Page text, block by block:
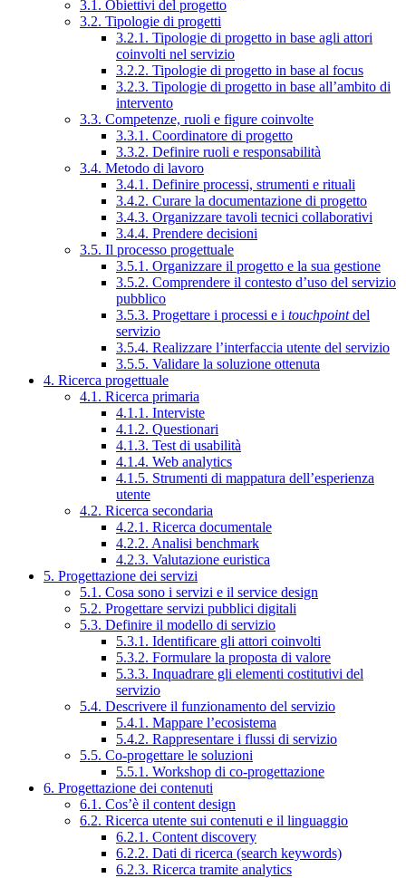
3.1. Obiettivi del progetto
3.2. Tipologie di progetti
3.2.1. Tipologie di progetto in base agli attori
coinvolti nel servizio
3.2.2. Tipologie di progetto in base al focus
3.2.3. Tipologie di progetto in base all’ambito di
intervento
3.3. Competenze, ruoli e figure coinvolte
3.3.1. Coordinatore di progetto
3.3.2. Definire ruoli e responsabilità
3.4. Metodo di lavoro
3.4.1. Definire processi, strumenti e rituali
3.4.2. Curare la documentazione di progetto
3.4.3. Organizzare tavoli tecnici collaborativi
3.4.4. Prendere decisioni
3.5. Il processo progettuale
3.5.1. Organizzare il progetto e la sua gestione
3.5.2. Comprendere il contesto d’uso del servizio
pubblico
3.5.3. Progettare i processi e i touchpointdel
servizio
3.5.4. Realizzare l’interfaccia utente del servizio
3.5.5. Validare la soluzione ottenuta
4. Ricerca progettuale
4.1. Ricerca primaria
4.1.1. Interviste
4.1.2. Questionari
4.1.3. Test di usabilità
4.1.4. Web analytics
4.1.5. Strumenti di mappatura dell’esperienza
utente
4.2. Ricerca secondaria
4.2.1. Ricerca documentale
4.2.2. Analisi benchmark
4.2.3. Valutazione euristica
5. Progettazione dei servizi
5.1. Cosa sono i servizi e il service design
5.2. Progettare servizi pubblici digitali
5.3. Definire il modello di servizio
5.3.1. Identificare gli attori coinvolti
5.3.2. Formulare la proposta di valore
5.3.3. Inquadrare gli elementi costitutivi del
servizio
5.4. Descrivere il funzionamento del servizio
5.4.1. Mappare l’ecosistema
5.4.2. Rappresentare i flussi di servizio
5.5. Co-progettare le soluzioni
5.5.1. Workshop di co-progettazione
6. Progettazione dei contenuti
6.1. Cos’è il content design
6.2. Ricerca utente sui contenuti e il linguaggio
6.2.1. Content discovery
6.2.2. Dati di ricerca (search keywords)
6.2.3. Ricerca tramite analytics